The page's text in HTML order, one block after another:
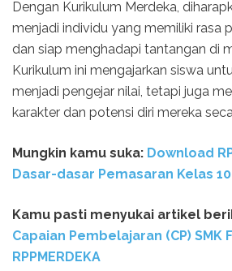
Dengan Kurikulum Merdeka,
menjadi individu yang memiliki rasa
dan siap menghadapi tantangan di
Kurikulum ini mengajarkan siswa
menjadi pengejar nilai, tetapi juga
karakter dan potensi diri mereka
Mungkin kamu suka: Download
Dasar-dasar Pemasaran Kelas 10
Kamu pasti menyukai artikel
Capaian Pembelajaran (CP) SMK
RPPMERDEKA